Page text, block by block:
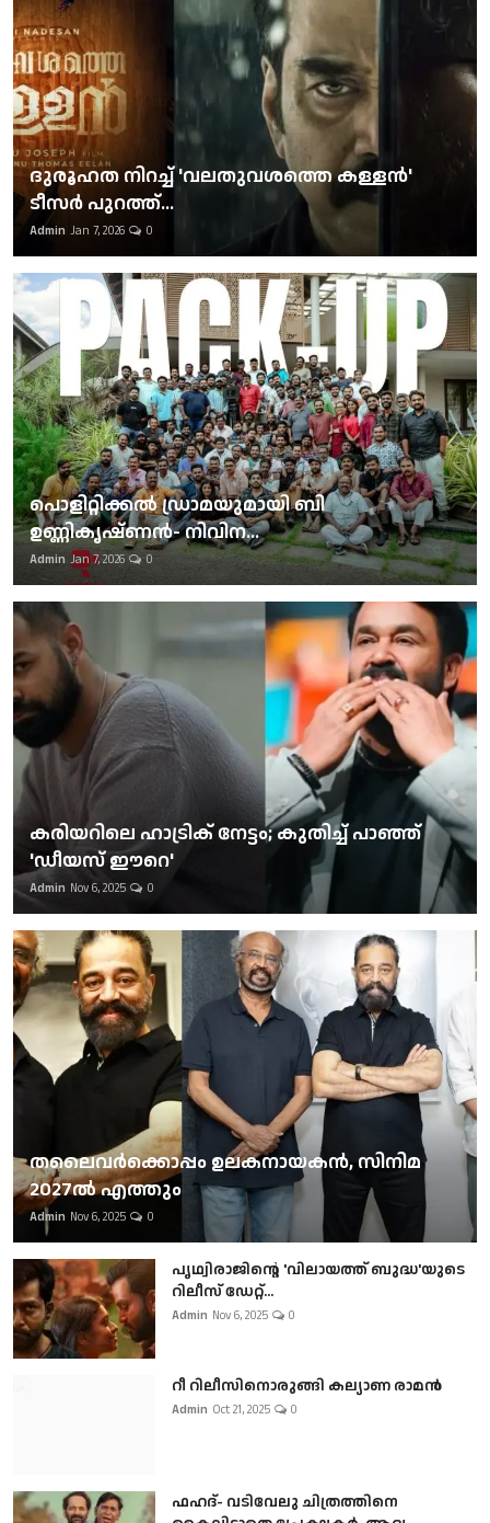
ദുരൂഹത നിറച്ച് 'വലതുവശത്തെ കള്ളന്‍'
ടീസര്‍ പുറത്ത്...
Admin Jan 7, 2026 0
പൊളിറ്റിക്കല്‍ ഡ്രാമയുമായി ബി
ഉണ്ണികൃഷ്ണന്‍- നിവിന...
Admin Jan 7, 2026 0
കരിയറിലെ ഹാട്രിക് നേട്ടം; കുതിച്ച് പാഞ്ഞ്
'ഡീയസ് ഈറെ'
Admin Nov 6, 2025 0
തലൈവര്‍ക്കൊപ്പം ഉലകനായകന്‍, സിനിമ
2027ല്‍ എത്തും
Admin Nov 6, 2025 0
പൃഥ്വിരാജിന്റെ 'വിലായത്ത് ബുദ്ധ'യുടെ
റിലീസ് ഡേറ്റ്...
Admin Nov 6, 2025 0
റീ റിലീസിനൊരുങ്ങി കല്യാണ രാമൻ
Admin Oct 21, 2025 0
ഫഹദ്- വടിവേലു ചിത്രത്തിനെ